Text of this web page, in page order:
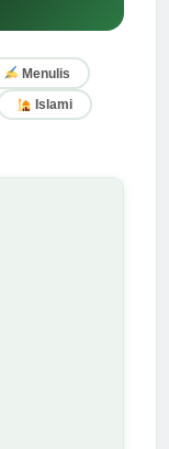
Menulis
Islami